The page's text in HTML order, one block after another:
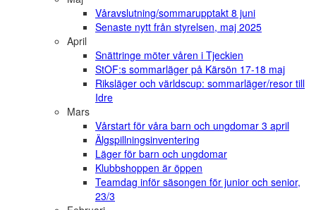
Våravslutning/sommarupptakt 8 juni
Senaste nytt från styrelsen, maj 2025
April
Snättringe möter våren i Tjeckien
StOF:s sommarläger på Kärsön 17-18 maj
Riksläger och världscup: sommarläger/resor till
Idre
Mars
Vårstart för våra barn och ungdomar 3 april
Älgspillningsinventering
Läger för barn och ungdomar
Klubbshoppen är öppen
Teamdag inför säsongen för junior och senior,
23/3